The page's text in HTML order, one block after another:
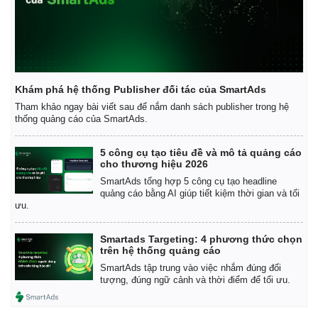
Khám phá hệ thống Publisher đối tác của SmartAds
Tham khảo ngay bài viết sau để nắm danh sách publisher trong hệ
thống quảng cáo của SmartAds.
5 công cụ tạo tiêu đề và mô tả quảng cáo
cho thương hiệu 2026
SmartAds tổng hợp 5 công cụ tạo headline
quảng cáo bằng AI giúp tiết kiệm thời gian và tối
ưu.
Smartads Targeting: 4 phương thức chọn
trên hệ thống quảng cáo
SmartAds tập trung vào việc nhắm đúng đối
tượng, đúng ngữ cảnh và thời điểm để tối ưu.